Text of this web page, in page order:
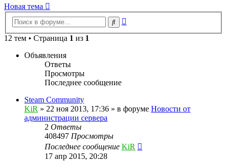
Новая тема
Поиск
12 тем • Страница 1 из 1
Объявления
Ответы
Просмотры
Последнее сообщение
Steam Community
KiR » 22 ноя 2013, 17:36 » в форуме Новости от
администрации сервера
2 Ответы
408497 Просмотры
Последнее сообщение KiR
17 апр 2015, 20:28